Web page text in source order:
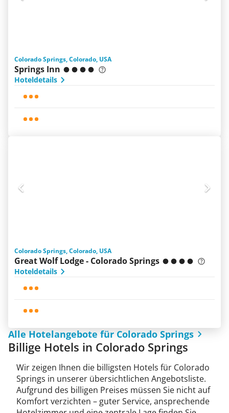
Colorado Springs, Colorado, USA
Springs Inn
Hoteldetails
Colorado Springs, Colorado, USA
Great Wolf Lodge - Colorado Springs
Hoteldetails
Alle Hotelangebote für Colorado Springs
Billige Hotels in Colorado Springs
Wir zeigen Ihnen die billigsten Hotels für Colorado
Springs in unserer übersichtlichen Angebotsliste.
Aufgrund des billigen Preises müssen Sie nicht auf
Komfort verzichten – guter Service, ansprechende